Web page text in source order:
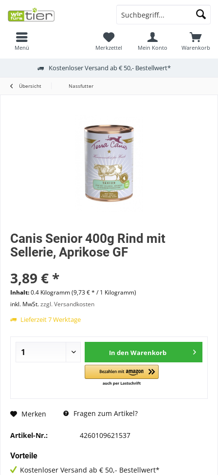
Menü Warenkorb
Merkzettel Mein Konto
Kostenloser Versand ab € 50,- Bestellwert*
Übersicht Nassfutter
Canis Senior 400g Rind mit
Sellerie, Aprikose GF
3,89 € *
Inhalt:0.4 Kilogramm (9,73 € * / 1 Kilogramm)
inkl. MwSt.zzgl. Versandkosten
Lieferzeit 7 Werktage
In den Warenkorb
Merken Fragen zum Artikel?
Artikel-Nr.: 4260109621537
Vorteile
Kostenloser Versand ab € 50,- Bestellwert*